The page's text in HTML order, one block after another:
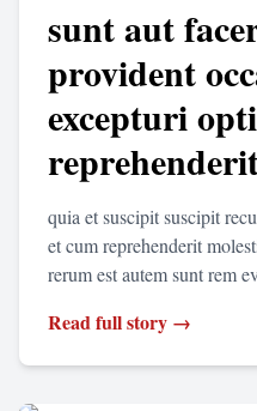
sunt aut
provident
excepturi
quia et suscipit suscipit
et cum reprehenderit
rerum est autem sunt rem
Read full story →